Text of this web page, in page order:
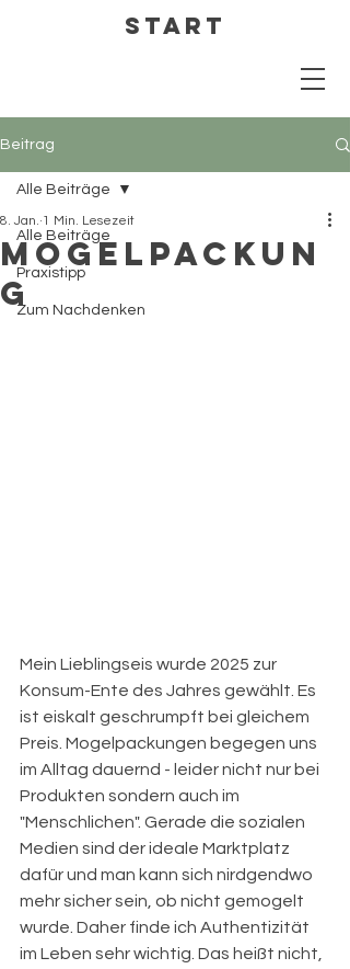
Start
Beitrag
Alle Beiträge
Praxistipp
Zum Nachdenken
Alle Beiträge
Mogelpackun
g
8. Jan. 1 Min. Lesezeit
Mein Lieblingseis wurde 2025 zur
Konsum-Ente des Jahres gewählt. Es
ist eiskalt geschrumpft bei gleichem
Preis. Mogelpackungen begegen uns
im Alltag dauernd - leider nicht nur bei
Produkten sondern auch im
"Menschlichen". Gerade die sozialen
Medien sind der ideale Marktplatz
dafür und man kann sich nirdgendwo
mehr sicher sein, ob nicht gemogelt
wurde. Daher finde ich Authentizität
im Leben sehr wichtig. Das heißt nicht,